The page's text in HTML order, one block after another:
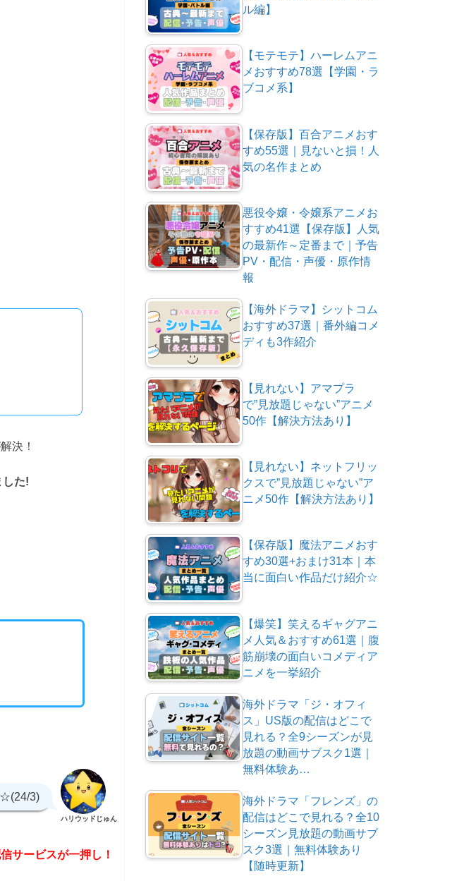
決！
した!
☆(24/3)
ハリウッドじゅん
サービスが一押し！
ル編】
【モテモテ】ハーレムアニ
メおすすめ78選【学園・ラ
ブコメ系】
【保存版】百合アニメおす
すめ55選｜見ないと損！人
気の名作まとめ
悪役令嬢・令嬢系アニメお
すすめ41選【保存版】人気
の最新作～定番まで｜予告
PV・配信・声優・原作情
報
【海外ドラマ】シットコム
おすすめ37選｜番外編コメ
ディも3作紹介
【見れない】アマプラ
で”見放題じゃない”アニメ
50作【解決方法あり】
【見れない】ネットフリッ
クスで”見放題じゃない”ア
ニメ50作【解決方法あり】
【保存版】魔法アニメおす
すめ30選+おまけ31本｜本
当に面白い作品だけ紹介☆
【爆笑】笑えるギャグアニ
メ人気＆おすすめ61選｜腹
筋崩壊の面白いコメディア
ニメを一挙紹介
海外ドラマ「ジ・オフィ
ス」US版の配信はどこで
見れる？全9シーズンが見
放題の動画サブスク1選｜
無料体験あ…
海外ドラマ「フレンズ」の
配信はどこで見れる？全10
シーズン見放題の動画サブ
スク3選｜無料体験あり
【随時更新】